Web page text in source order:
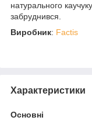
натурального
забруднився.
Виробник: Factis
Характеристики
Основні